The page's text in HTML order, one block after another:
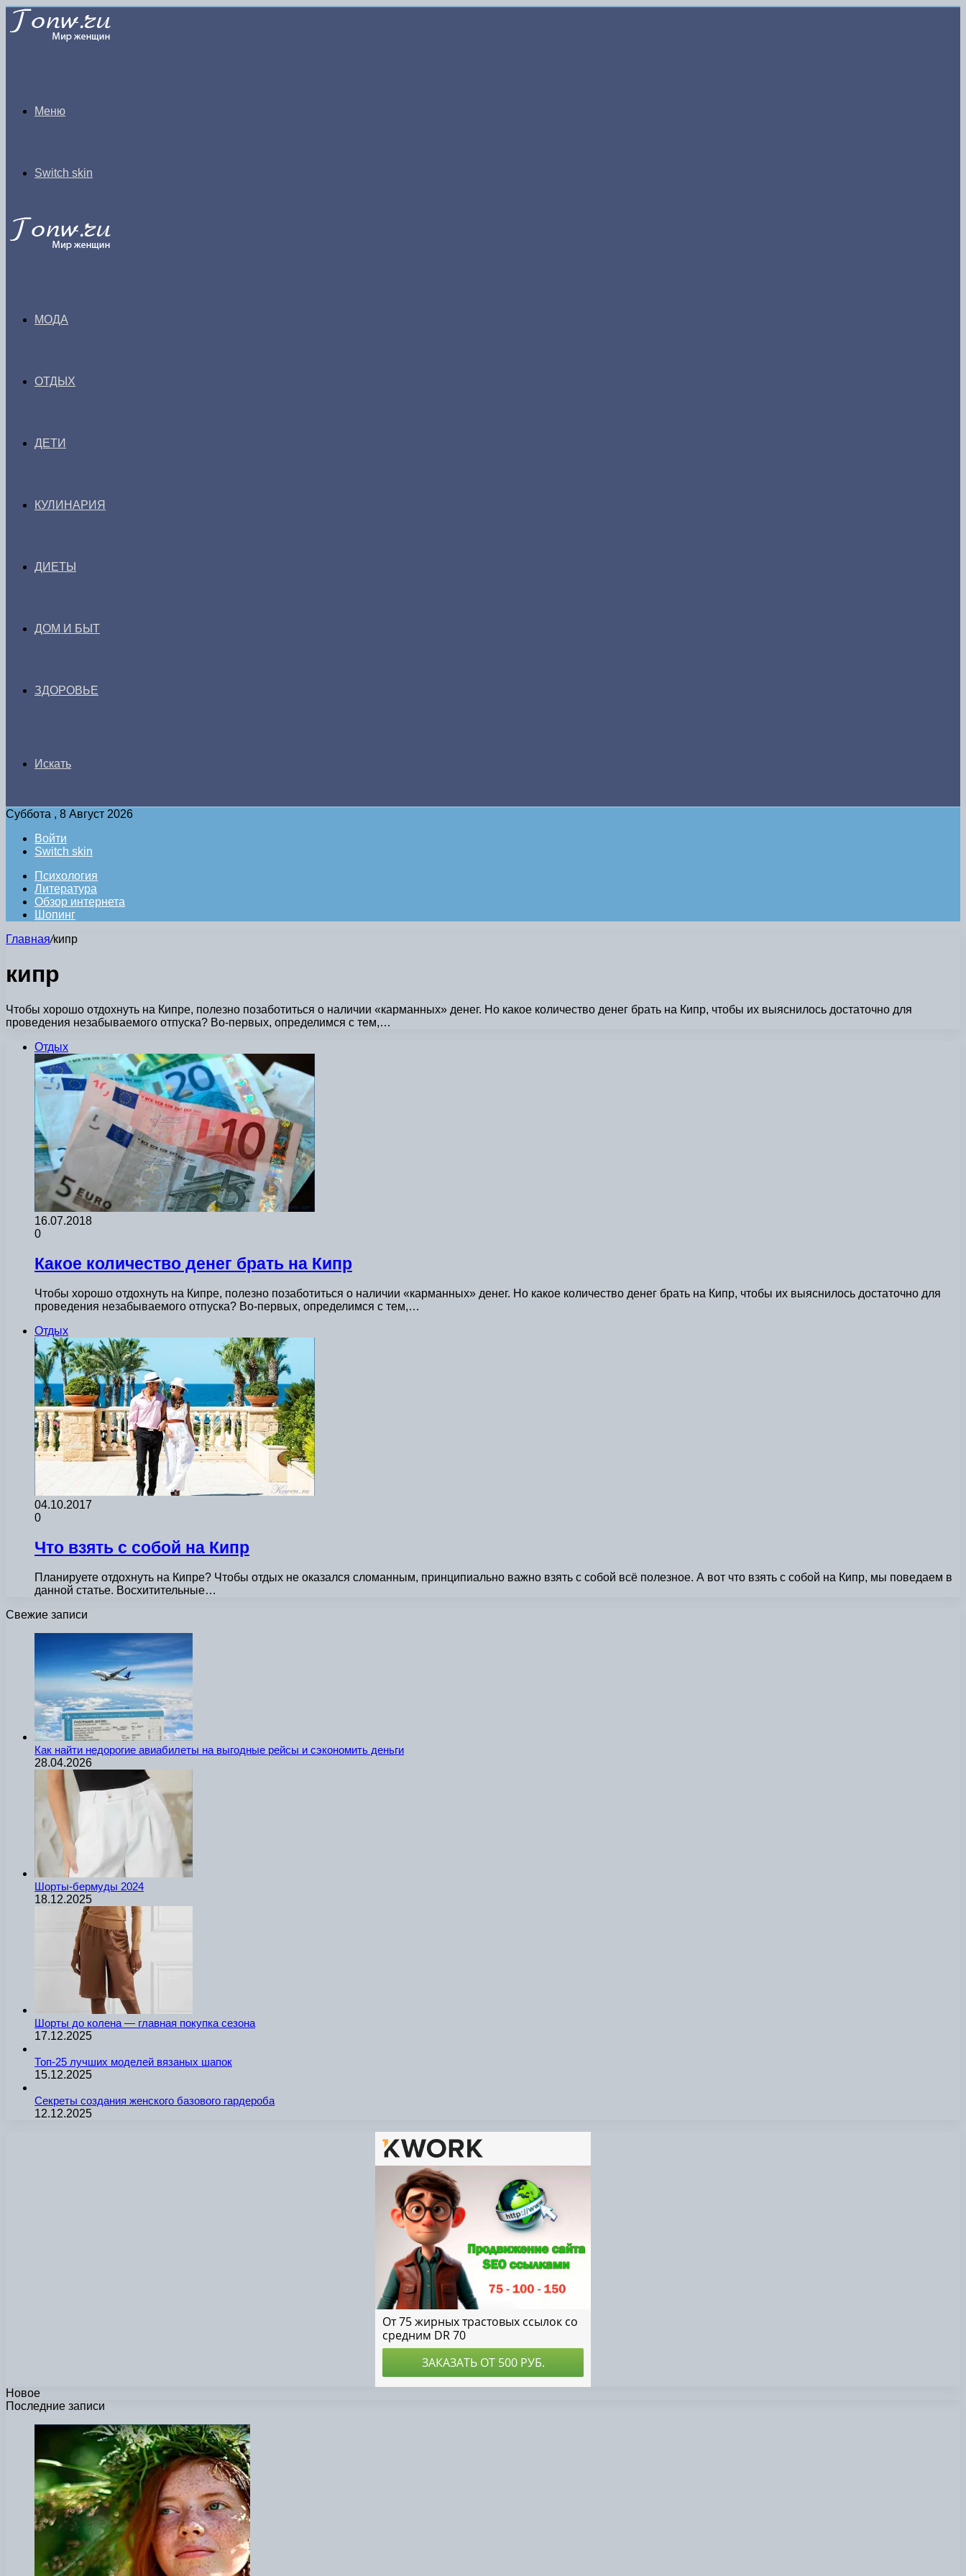
Меню
Switch skin
МОДА
ОТДЫХ
ДЕТИ
КУЛИНАРИЯ
ДИЕТЫ
ДОМ И БЫТ
ЗДОРОВЬЕ
Искать
Суббота , 8 Август 2026
Войти
Switch skin
Психология
Литература
Обзор интернета
Шопинг
Главная/кипр
кипр
Чтобы хорошо отдохнуть на Кипре, полезно позаботиться о наличии «карманных» денег. Но какое количество денег брать на Кипр, чтобы их выяснилось достаточно для
проведения незабываемого отпуска? Во-первых, определимся с тем,…
Отдых
16.07.2018
0
Какое количество денег брать на Кипр
Чтобы хорошо отдохнуть на Кипре, полезно позаботиться о наличии «карманных» денег. Но какое количество денег брать на Кипр, чтобы их выяснилось достаточно для
проведения незабываемого отпуска? Во-первых, определимся с тем,…
Отдых
04.10.2017
0
Что взять с собой на Кипр
Планируете отдохнуть на Кипре? Чтобы отдых не оказался сломанным, принципиально важно взять с собой всё полезное. А вот что взять с собой на Кипр, мы поведаем в
данной статье. Восхитительные…
Свежие записи
Как найти недорогие авиабилеты на выгодные рейсы и сэкономить деньги
28.04.2026
Шорты-бермуды 2024
18.12.2025
Шорты до колена — главная покупка сезона
17.12.2025
Топ-25 лучших моделей вязаных шапок
15.12.2025
Секреты создания женского базового гардероба
12.12.2025
Новое
Последние записи